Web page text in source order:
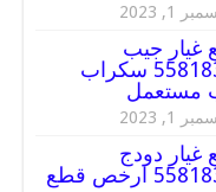
1, 2023
غيار جيب
55818355 سكراب
مستعمل
1, 2023
غيار دودج
55818355 ارخص قطع